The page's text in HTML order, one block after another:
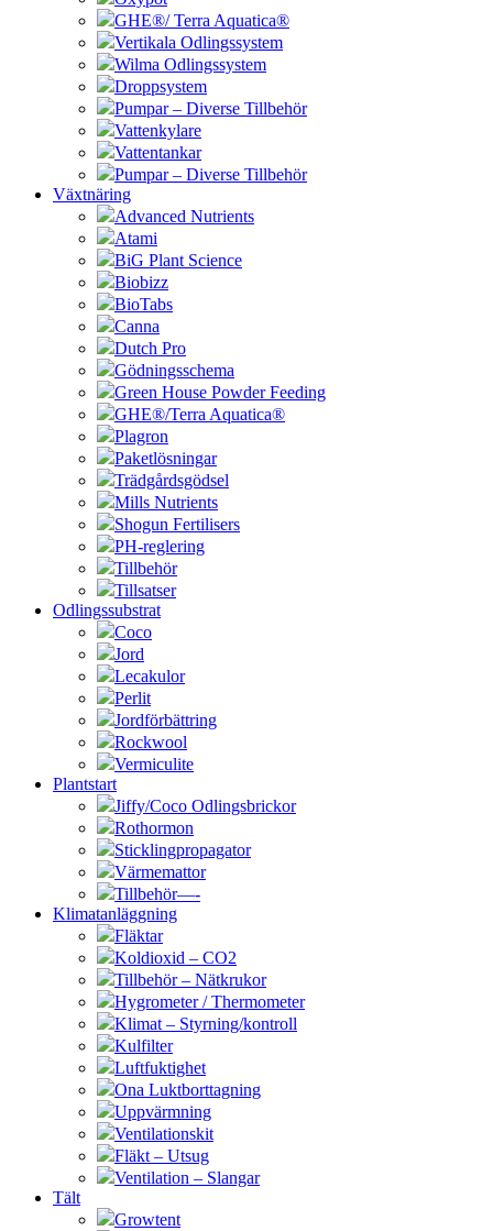
GHE®/ Terra Aquatica®
Vertikala Odlingssystem
Wilma Odlingssystem
Droppsystem
Pumpar – Diverse Tillbehör
Vattenkylare
Vattentankar
Pumpar – Diverse Tillbehör
Växtnäring
Advanced Nutrients
Atami
BiG Plant Science
Biobizz
BioTabs
Canna
Dutch Pro
Gödningsschema
Green House Powder Feeding
GHE®/Terra Aquatica®
Plagron
Paketlösningar
Trädgårdsgödsel
Mills Nutrients
Shogun Fertilisers
PH-reglering
Tillbehör
Tillsatser
Odlingssubstrat
Coco
Jord
Lecakulor
Perlit
Jordförbättring
Rockwool
Vermiculite
Plantstart
Jiffy/Coco Odlingsbrickor
Rothormon
Sticklingpropagator
Värmemattor
Tillbehör—-
Klimatanläggning
Fläktar
Koldioxid – CO2
Tillbehör – Nätkrukor
Hygrometer / Thermometer
Klimat – Styrning/kontroll
Kulfilter
Luftfuktighet
Ona Luktborttagning
Uppvärmning
Ventilationskit
Fläkt – Utsug
Ventilation – Slangar
Tält
Growtent